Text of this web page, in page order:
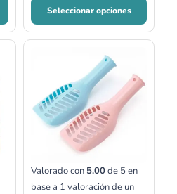
Seleccionar opciones
Valorado con 5.00de 5 en
base a 1 valoración de un
de
precios:
desde
S/9.00
hasta
S/12.00